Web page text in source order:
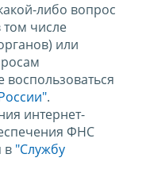
либо вопрос
том числе
или
.
интернет-
ФНС
в "Службу